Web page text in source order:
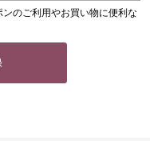
のご利用やお買い物に便利な